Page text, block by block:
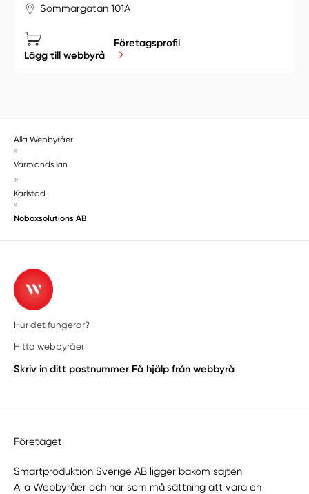
Sommargatan 101A
Lägg till webbyrå
Företagsprofil
Alla Webbyråer
»
Värmlands län
»
Karlstad
»
Noboxsolutions AB
Hur det fungerar?
Hitta webbyråer
Skriv in ditt postnummer Få hjälp från webbyrå
Företaget
Smartproduktion Sverige AB ligger bakom sajten
Alla Webbyråer och har som målsättning att vara en